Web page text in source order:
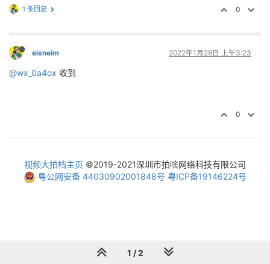
1 条回复 0
eisneim 2022年1月28日 上午3:23
@wx_0a4ox 收到
0
1 / 2
视频大拍档主页 ©2019-2021深圳市拍啥网络科技有限公司
粤公网安备 44030902001848号 粤ICP备19146224号